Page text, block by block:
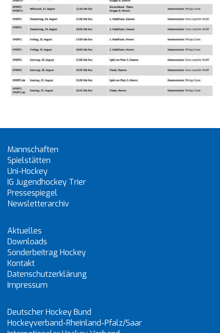
Mannschaften
Spielstätten
Uni-Hockey
IG Jugendhockey Trier
Pressespiegel
Newsletterarchiv
Aktuelles
Downloads
Sonderbeitrag Hockey
Kontakt
Datenschutzerklärung
Impressum
Deutscher Hockey Bund
Hockeyverband-Rheinland-Pfalz/Saar